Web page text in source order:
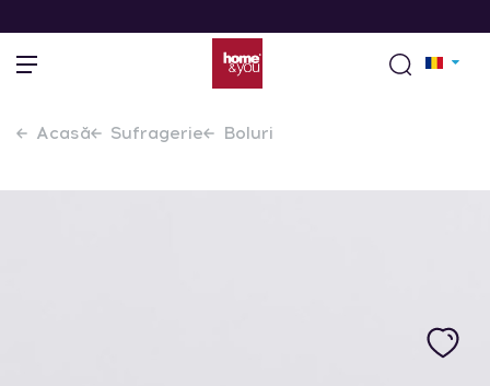
Acasă Sufragerie Boluri